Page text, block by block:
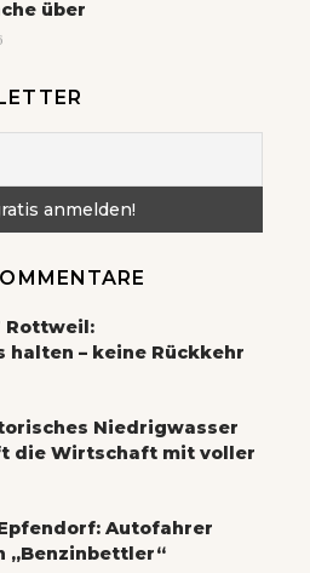
über
Rottweil:
halten – keine Rückkehr
Niedrigwasser
die Wirtschaft mit voller
Autofahrer
„Benzinbettler“